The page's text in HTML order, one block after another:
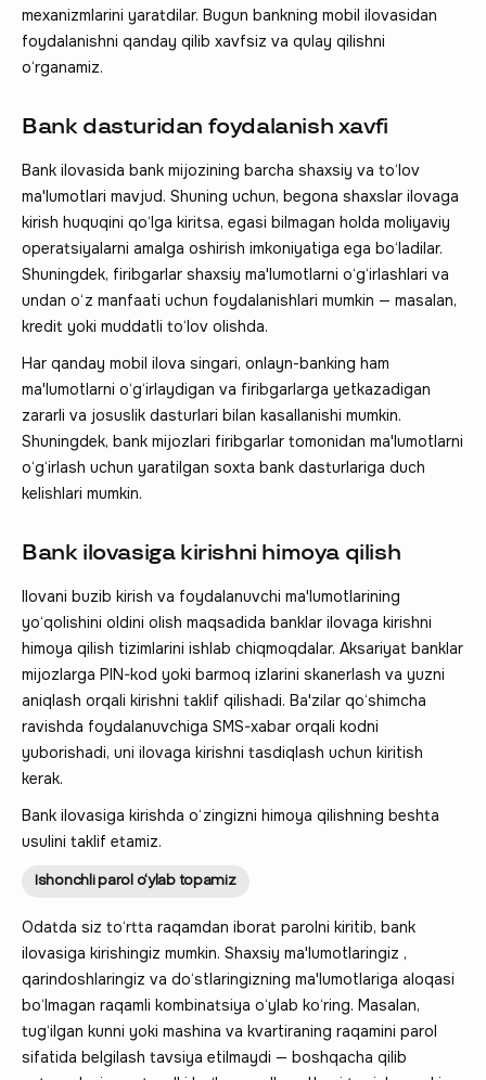
mexanizmlarini yaratdilar. Bugun bankning mobil ilovasidan
foydalanishni qanday qilib xavfsiz va qulay qilishni
o‘rganamiz.
Bank dasturidan foydalanish xavfi
Bank ilovasida bank mijozining barcha shaxsiy va to‘lov
ma'lumotlari mavjud. Shuning uchun, begona shaxslar ilovaga
kirish huquqini qo‘lga kiritsa, egasi bilmagan holda moliyaviy
operatsiyalarni amalga oshirish imkoniyatiga ega bo‘ladilar.
Shuningdek, firibgarlar shaxsiy ma'lumotlarni o‘g‘irlashlari va
undan o‘z manfaati uchun foydalanishlari mumkin — masalan,
kredit yoki muddatli to‘lov olishda.
Har qanday mobil ilova singari, onlayn-banking ham
ma'lumotlarni o‘g‘irlaydigan va firibgarlarga yetkazadigan
zararli va josuslik dasturlari bilan kasallanishi mumkin.
Shuningdek, bank mijozlari firibgarlar tomonidan ma'lumotlarni
o‘g‘irlash uchun yaratilgan soxta bank dasturlariga duch
kelishlari mumkin.
Bank ilovasiga kirishni himoya qilish
Ilovani buzib kirish va foydalanuvchi ma'lumotlarining
yo‘qolishini oldini olish maqsadida banklar ilovaga kirishni
himoya qilish tizimlarini ishlab chiqmoqdalar. Aksariyat banklar
mijozlarga PIN-kod yoki barmoq izlarini skanerlash va yuzni
aniqlash orqali kirishni taklif qilishadi. Ba'zilar qo‘shimcha
ravishda foydalanuvchiga SMS-xabar orqali kodni
yuborishadi, uni ilovaga kirishni tasdiqlash uchun kiritish
kerak.
Bank ilovasiga kirishda o‘zingizni himoya qilishning beshta
usulini taklif etamiz.
Ishonchli parol o‘ylab topamiz
Odatda siz to‘rtta raqamdan iborat parolni kiritib, bank
ilovasiga kirishingiz mumkin. Shaxsiy ma'lumotlaringiz ,
qarindoshlaringiz va do‘stlaringizning ma'lumotlariga aloqasi
bo‘lmagan raqamli kombinatsiya o‘ylab ko‘ring. Masalan,
tug‘ilgan kunni yoki mashina va kvartiraning raqamini parol
sifatida belgilash tavsiya etilmaydi — boshqacha qilib